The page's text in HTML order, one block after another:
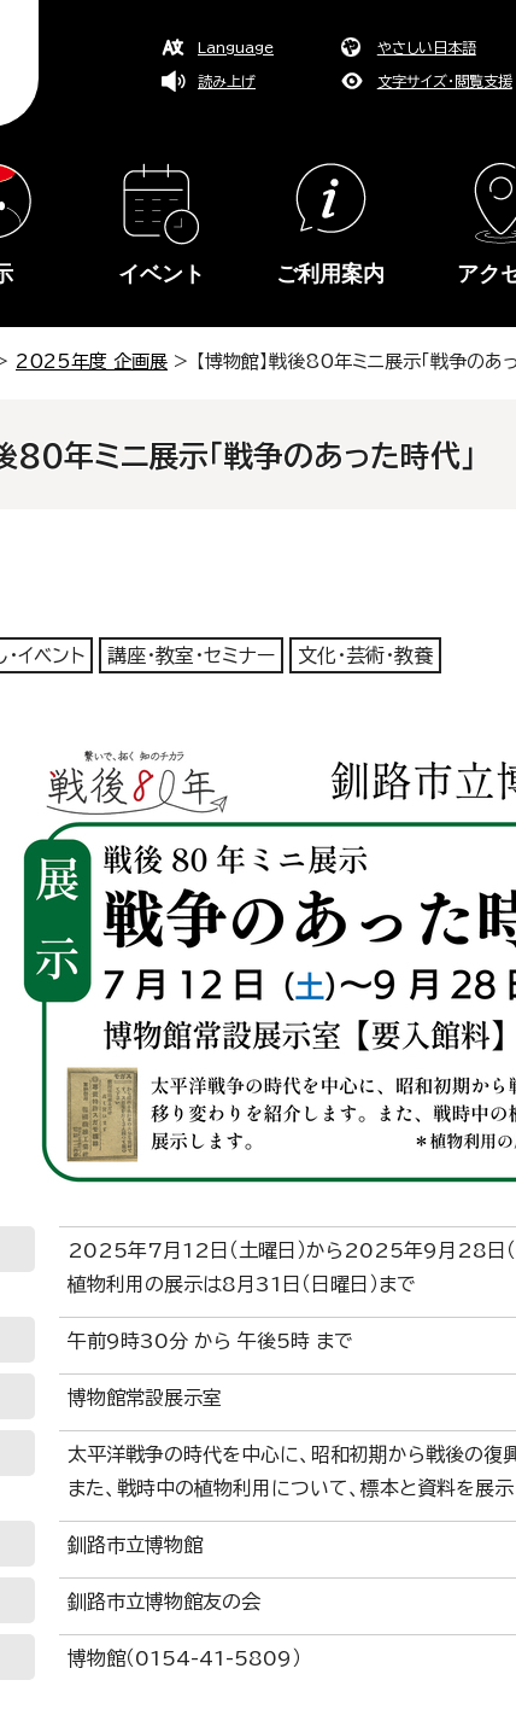
Language やさしい日本語
読み上げ 文字サイズ・閲覧支援
イベント ご利用案内 アク
2025年度 企画展 > 【博物館】戦後80年ミニ展示「戦争のあ
80年ミニ展示「戦争のあった時代」
・イベント 講座・教室・セミナー 文化・芸術・教養
2025年7月12日（土曜日）から2025年9月28日（
植物利用の展示は8月31日（日曜日）まで
午前9時30分 から 午後5時 まで
博物館常設展示室
太平洋戦争の時代を中心に、昭和初期から戦後の復
また、戦時中の植物利用について、標本と資料を展
釧路市立博物館
釧路市立博物館友の会
博物館（0154-41-5809）